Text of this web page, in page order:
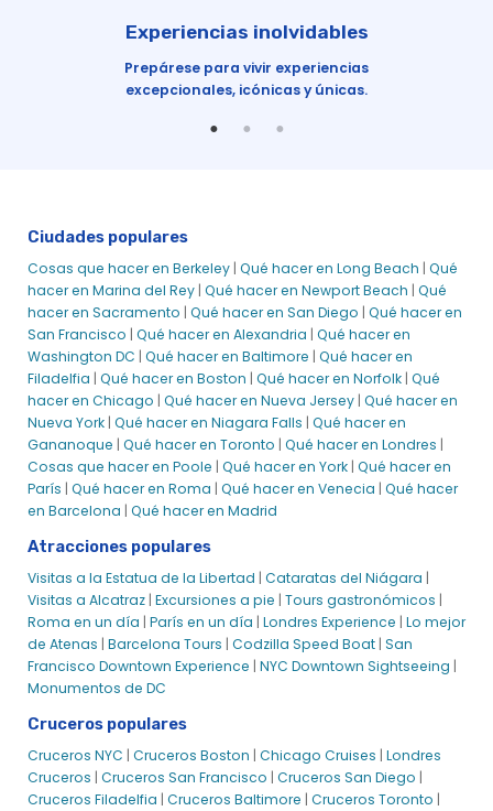
Experiencias inolvidables
Prepárese para vivir experiencias
excepcionales, icónicas y únicas.
Ciudades populares
Cosas que hacer en Berkeley | Qué hacer en Long Beach | Qué
hacer en Marina del Rey | Qué hacer en Newport Beach | Qué
hacer en Sacramento | Qué hacer en San Diego | Qué hacer en
San Francisco | Qué hacer en Alexandria | Qué hacer en
Washington DC | Qué hacer en Baltimore | Qué hacer en
Filadelfia | Qué hacer en Boston | Qué hacer en Norfolk | Qué
hacer en Chicago | Qué hacer en Nueva Jersey | Qué hacer en
Nueva York | Qué hacer en Niagara Falls | Qué hacer en
Gananoque | Qué hacer en Toronto | Qué hacer en Londres |
Cosas que hacer en Poole | Qué hacer en York | Qué hacer en
París | Qué hacer en Roma | Qué hacer en Venecia | Qué hacer
en Barcelona | Qué hacer en Madrid
Atracciones populares
Visitas a la Estatua de la Libertad | Cataratas del Niágara |
Visitas a Alcatraz | Excursiones a pie | Tours gastronómicos |
Roma en un día | París en un día | Londres Experience | Lo mejor
de Atenas | Barcelona Tours | Codzilla Speed Boat | San
Francisco Downtown Experience | NYC Downtown Sightseeing |
Monumentos de DC
Cruceros populares
Cruceros NYC | Cruceros Boston | Chicago Cruises | Londres
Cruceros | Cruceros San Francisco | Cruceros San Diego |
Cruceros Filadelfia | Cruceros Baltimore | Cruceros Toronto |